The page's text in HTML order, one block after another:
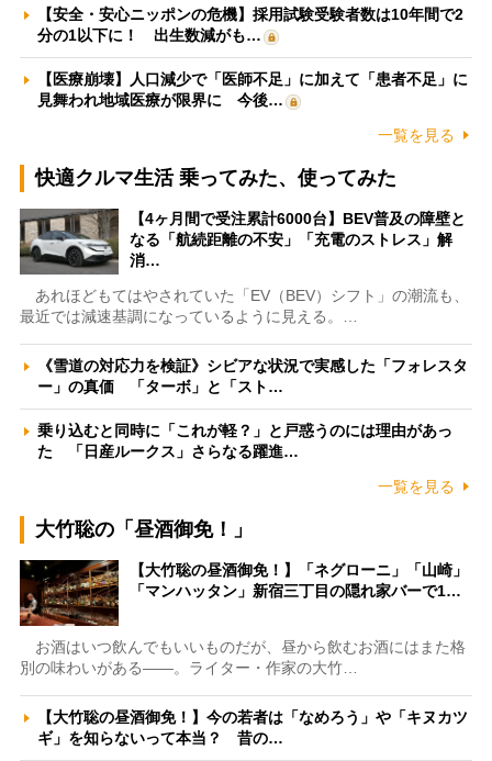
【安全・安心ニッポンの危機】採用試験受験者数は10年間で2
分の1以下に！ 出生数減がも…
【医療崩壊】人口減少で「医師不足」に加えて「患者不足」に
見舞われ地域医療が限界に 今後…
一覧を見る
快適クルマ生活 乗ってみた、使ってみた
【4ヶ月間で受注累計6000台】BEV普及の障壁と
なる「航続距離の不安」「充電のストレス」解
消…
あれほどもてはやされていた「EV（BEV）シフト」の潮流も、
最近では減速基調になっているように見える。…
《雪道の対応力を検証》シビアな状況で実感した「フォレスタ
ー」の真価 「ターボ」と「スト…
乗り込むと同時に「これが軽？」と戸惑うのには理由があっ
た 「日産ルークス」さらなる躍進…
一覧を見る
大竹聡の「昼酒御免！」
【大竹聡の昼酒御免！】「ネグローニ」「山崎」
「マンハッタン」新宿三丁目の隠れ家バーで1…
お酒はいつ飲んでもいいものだが、昼から飲むお酒にはまた格
別の味わいがある――。ライター・作家の大竹…
【大竹聡の昼酒御免！】今の若者は「なめろう」や「キヌカツ
ギ」を知らないって本当？ 昔の…